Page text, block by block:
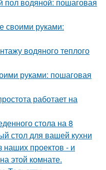
пол водяной: пошаговая
своими руками:
водяного теплого
руками: пошаговая
работает на
стола на 8
стол для вашей кухни
проектов - и
этой комнате.